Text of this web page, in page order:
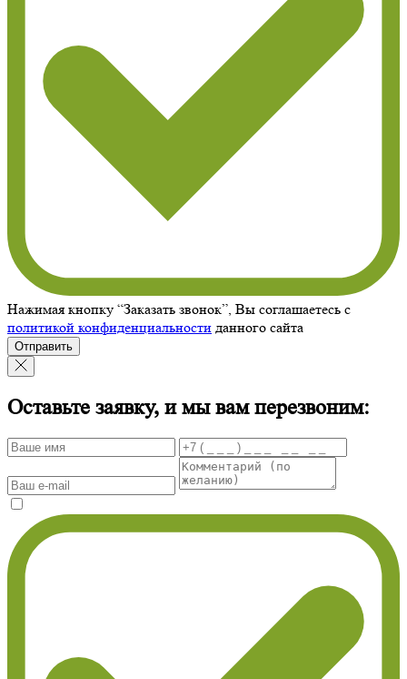
Нажимая кнопку “Заказать звонок”, Вы соглашаетесь с
политикой конфиденциальности данного сайта
Отправить
Оставьте заявку, и мы вам перезвоним: